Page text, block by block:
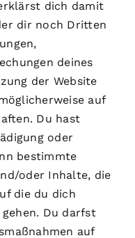
dich damit
dir noch Dritten
deines
der Website
auf
Du hast
oder
bestimmte
oder Inhalte, die
die du dich
Du darfst
auf